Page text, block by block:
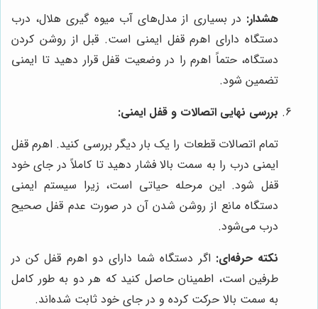
هشدار: در بسیاری از مدل‌های آب میوه گیری هلال، درب
دستگاه دارای اهرم قفل ایمنی است. قبل از روشن کردن
دستگاه، حتماً اهرم را در وضعیت قفل قرار دهید تا ایمنی
تضمین شود.
بررسی نهایی اتصالات و قفل ایمنی:
تمام اتصالات قطعات را یک بار دیگر بررسی کنید. اهرم قفل
ایمنی درب را به سمت بالا فشار دهید تا کاملاً در جای خود
قفل شود. این مرحله حیاتی است، زیرا سیستم ایمنی
دستگاه مانع از روشن شدن آن در صورت عدم قفل صحیح
درب می‌شود.
نکته حرفه‌ای: اگر دستگاه شما دارای دو اهرم قفل کن در
طرفین است، اطمینان حاصل کنید که هر دو به طور کامل
به سمت بالا حرکت کرده و در جای خود ثابت شده‌اند.